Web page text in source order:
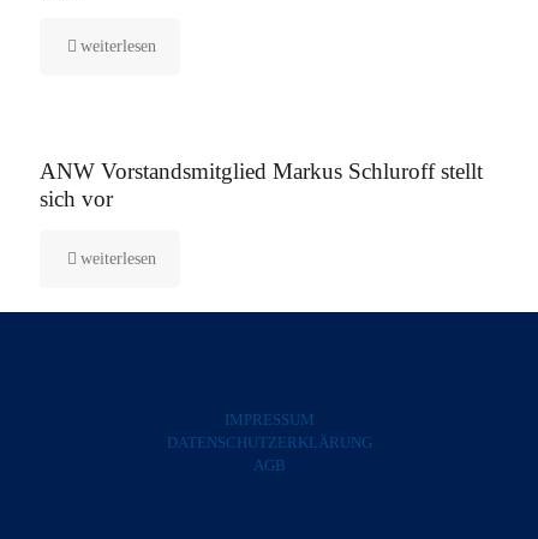
weiterlesen
ANW Vorstandsmitglied Markus Schluroff stellt
sich vor
weiterlesen
IMPRESSUM
DATENSCHUTZERKLÄRUNG
AGB